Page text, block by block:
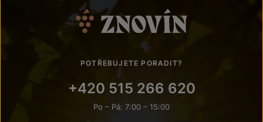
POTŘEBUJETE PORADIT?
+420 515 266 620
Po – Pá: 7:00 – 15:00